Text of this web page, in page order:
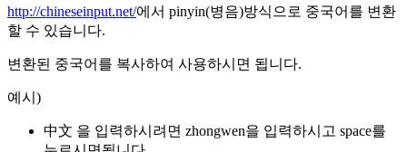
http://chineseinput.net/에서 pinyin(병음)방식으로 중국어를 변환
할 수 있습니다.
변환된 중국어를 복사하여 사용하시면 됩니다.
예시)
中文 을 입력하시려면 zhongwen을 입력하시고 space를